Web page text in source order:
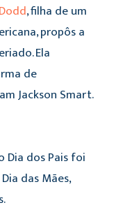
, filha de um
propôs a
Ela
de
Jackson Smart.
Dia dos Pais foi
das Mães,